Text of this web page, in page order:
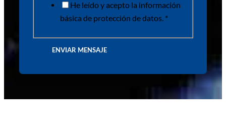
He leído y acepto la información
básica de protección de datos. *
ENVIAR MENSAJE